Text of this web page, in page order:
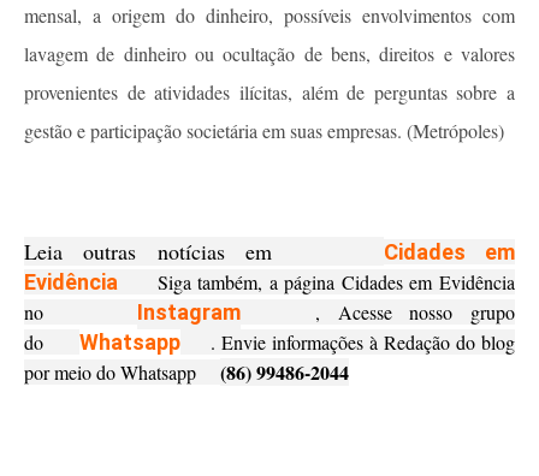
mensal, a origem do dinheiro, possíveis envolvimentos com
lavagem de dinheiro ou ocultação de bens, direitos e valores
provenientes de atividades ilícitas, além de perguntas sobre a
gestão e participação societária em suas empresas. (Metrópoles)
Leia outras notícias em
Cidades em
Evidência Siga também, a página Cidades em Evidência
no Instagram, Acesse nosso grupo
doWhatsapp . Envie informações à Redação do blog
por meio do Whatsapp (86) 99486-2044